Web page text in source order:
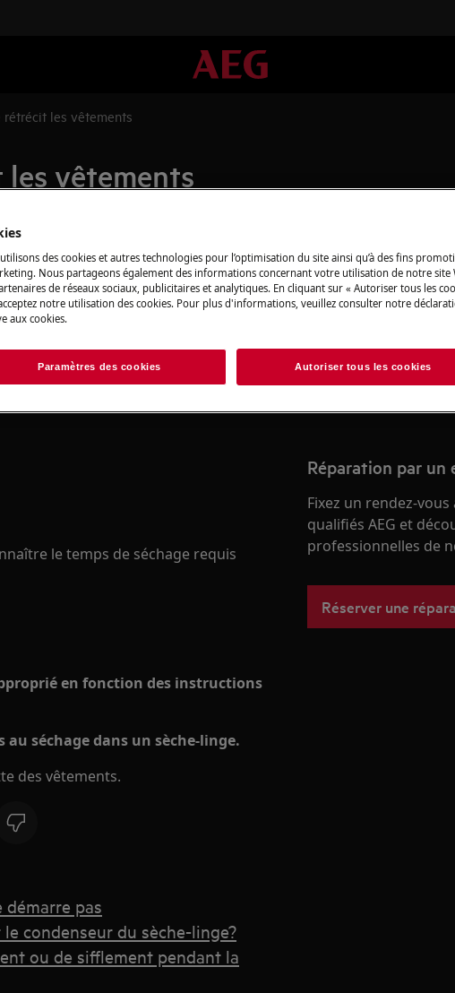
rétrécit les vêtements
vêtements
le temps de séchage requis
en fonction des instructions
séchage dans un sèche-linge.
des vêtements.
pas
condenseur du sèche-linge?
ou de sifflement pendant la
Pièces détachées
Trouvez dans notre
détachées d’origine
Réparation par un
Fixez un rendez-
qualifiés AEG et
professionnelles de
Réserver une
des cookies et autres technologies pour l’optimisation du site ainsi qu’à des fins
Nous partageons également des informations concernant votre utilisation de notre site
de réseaux sociaux, publicitaires et analytiques. En cliquant sur « Autoriser tous les
notre utilisation des cookies. Pour plus d'informations, veuillez consulter notre
aux cookies.
Paramètres des cookies Autoriser tous les cookies